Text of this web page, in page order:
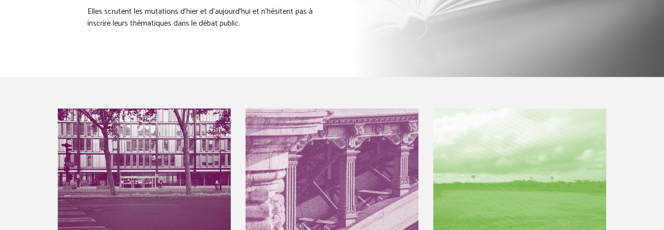
Elles scrutent les mutations d’hier et d’aujourd’hui et n’hésitent pas à
inscrire leurs thématiques dans le débat public.